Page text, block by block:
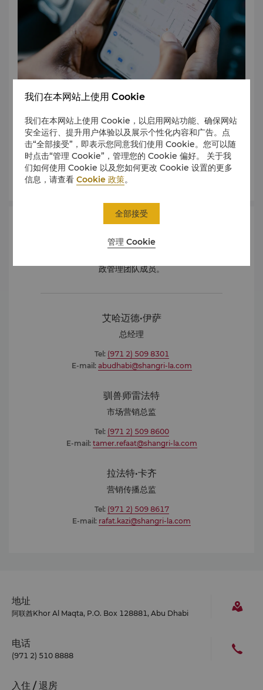
香格里拉综合大楼地理位置便捷，位于Al Maqta和Mussafah
两座桥之间，距离阿布扎比国际机场约十分钟车程，距离会展
中心约五分钟，距离Corniche和市中心约15分钟。
了解更多
管理
政管理团队成员。
艾哈迈德·伊萨
总经理
Tel: (971 2) 509 8301
E-mail: abudhabi@shangri-la.com
驯兽师雷法特
市场营销总监
Tel: (971 2) 509 8600
E-mail: tamer.refaat@shangri-la.com
拉法特·卡齐
营销传播总监
Tel: (971 2) 509 8617
E-mail: rafat.kazi@shangri-la.com
地址
阿联酋Khor Al Maqta, P.O. Box 128881, Abu Dhabi
电话
(971 2) 510 8888
入住 / 退房
我们在本网站上使用 Cookie
我们在本网站上使用 Cookie，以启用网站功能、确保网站
安全运行、提升用户体验以及展示个性化内容和广告。点
击“全部接受”，即表示您同意我们使用 Cookie。您可以随
时点击“管理 Cookie”，管理您的 Cookie 偏好。 关于我
们如何使用 Cookie 以及您如何更改 Cookie 设置的更多
信息，请查看Cookie 政策。
管理 Cookie
全部接受